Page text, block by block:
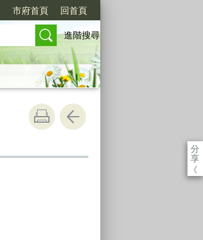
市府首頁 回首頁
進階搜尋
分
享
《